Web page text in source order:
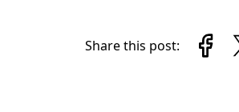
Share this post: